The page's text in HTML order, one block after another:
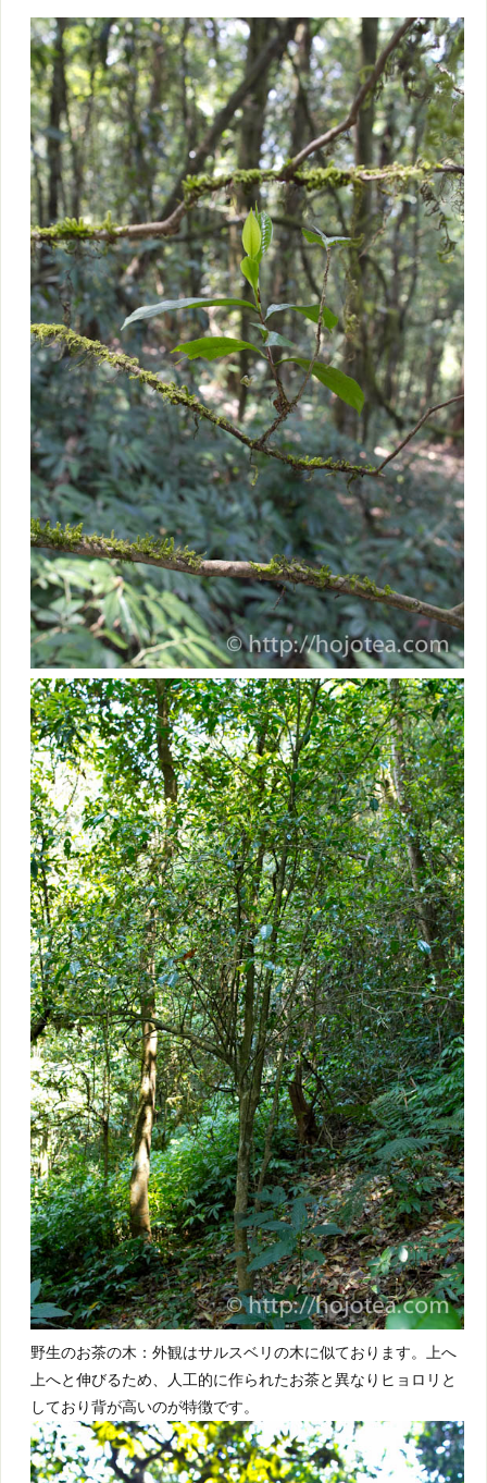
野生のお茶の木：外観はサルスベリの木に似ております。上へ
上へと伸びるため、人工的に作られたお茶と異なりヒョロリと
しており背が高いのが特徴です。